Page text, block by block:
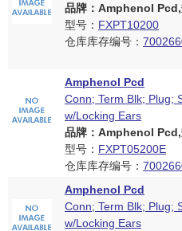
品牌：Amphenol
型号： FXPT10200
仓库库存编号：
Amphenol Pcd
Conn; Term Blk; Plug;
w/Locking Ears
品牌：Amphenol
型号： FXPT05200E
仓库库存编号：
Amphenol Pcd
Conn; Term Blk; Plug;
w/Locking Ears